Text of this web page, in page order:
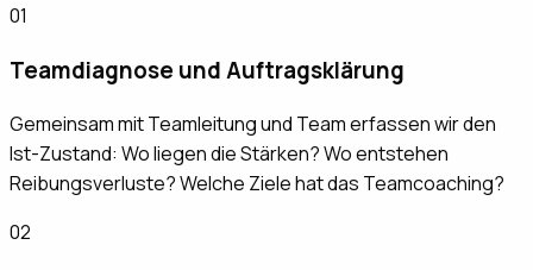
01
Teamdiagnose und Auftragsklärung
Gemeinsam mit Teamleitung und Team erfassen wir den
Ist-Zustand: Wo liegen die Stärken? Wo entstehen
Reibungsverluste? Welche Ziele hat das Teamcoaching?
02